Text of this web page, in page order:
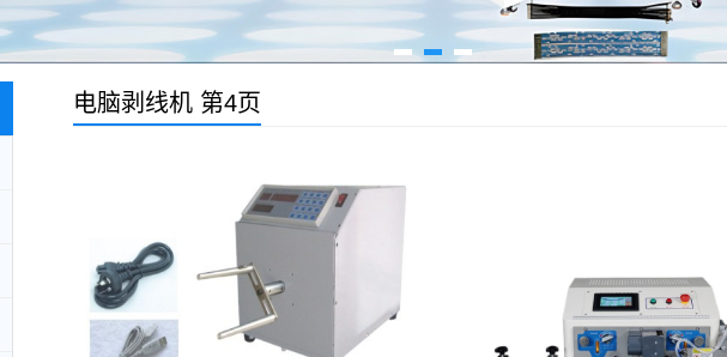
电脑剥线机 第4页